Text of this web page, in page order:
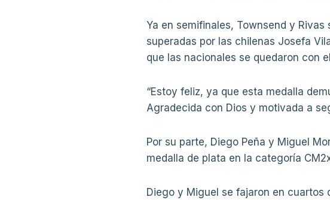
Ya en semifinales, Townsend y
superadas por las chilenas Josefa
que las nacionales se quedaron con
“Estoy feliz, ya que esta medalla
Agradecida con Dios y motivada a
Por su parte, Diego Peña y Miguel
medalla de plata en la categoría
Diego y Miguel se fajaron en cuartos